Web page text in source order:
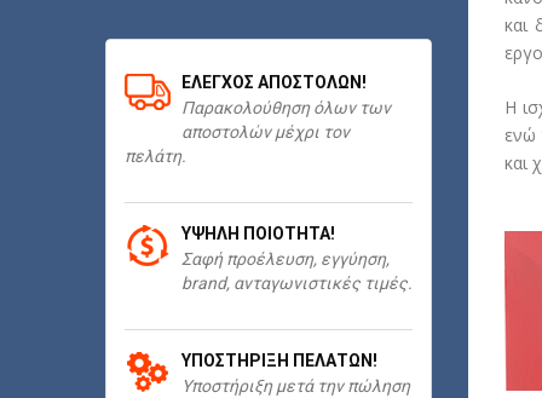
ΈΛΕΓΧΟΣ ΑΠΟΣΤΟΛΏΝ!
Παρακολούθηση όλων των
αποστολών μέχρι τον
πελάτη.
ΥΨΗΛΉ ΠΟΙΌΤΗΤΑ!
Σαφή προέλευση, εγγύηση,
brand, ανταγωνιστικές τιμές.
ΥΠΟΣΤΉΡΙΞΗ ΠΕΛΑΤΏΝ!
Υποστήριξη μετά την πώληση
και
Η
ενώ
και